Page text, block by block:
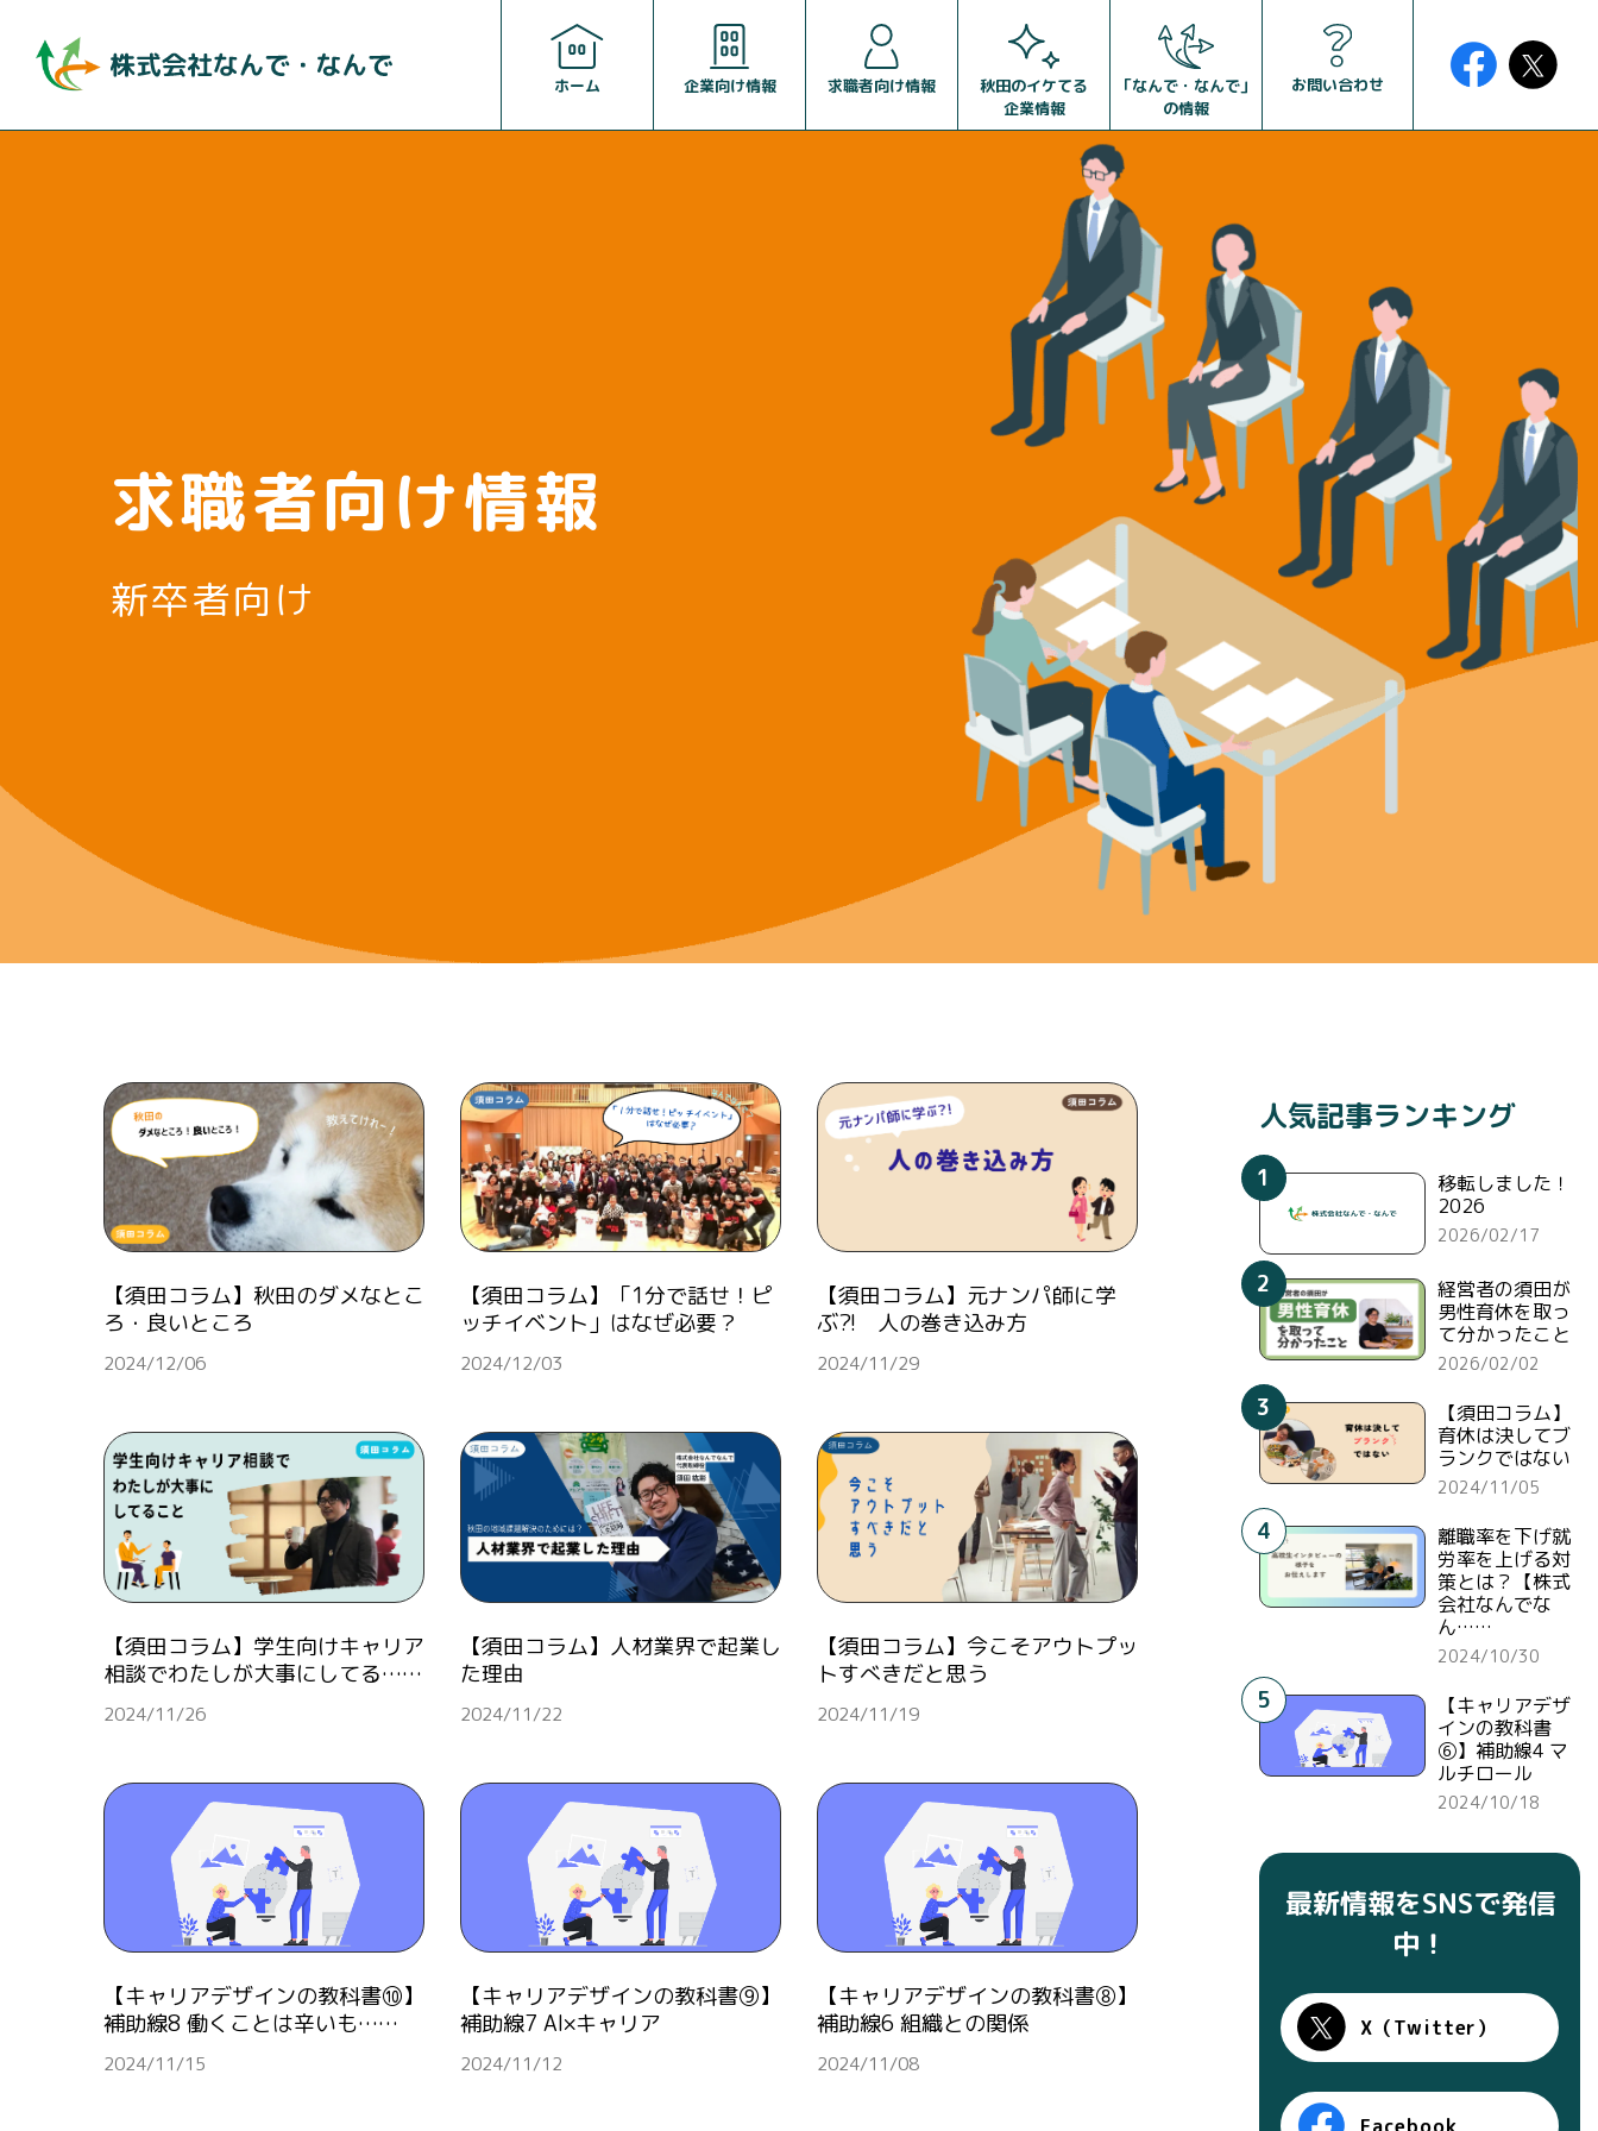
ホーム 企業向け情報 求職者向け情報
秋田のイケてる
企業情報
「なんで・なんで」
の情報
お問い合わせ
求職者向け情報
新卒者向け
【須田コラム】秋田のダメなとこ
ろ・良いところ
2024/12/06
【須田コラム】「1分で話せ！ピ
ッチイベント」はなぜ必要？
2024/12/03
【須田コラム】元ナンパ師に学
ぶ?! 人の巻き込み方
2024/11/29
【須田コラム】学生向けキャリア
相談でわたしが大事にしてる……
2024/11/26
【須田コラム】人材業界で起業し
た理由
2024/11/22
【須田コラム】今こそアウトプッ
トすべきだと思う
2024/11/19
【キャリアデザインの教科書⑩】
補助線8 働くことは辛いも……
2024/11/15
【キャリアデザインの教科書⑨】
補助線7 AI×キャリア
2024/11/12
【キャリアデザインの教科書⑧】
補助線6 組織との関係
2024/11/08
人気記事ランキング
1
移転しました！
2026
2026/02/17
2
経営者の須田が
男性育休を取っ
て分かったこと
2026/02/02
3
【須田コラム】
育休は決してブ
ランクではない
2024/11/05
4
離職率を下げ就
労率を上げる対
策とは？【株式
会社なんでな
ん……
2024/10/30
5
【キャリアデザ
インの教科書
⑥】補助線4 マ
ルチロール
2024/10/18
最新情報をSNSで発信
中！
X（Twitter）